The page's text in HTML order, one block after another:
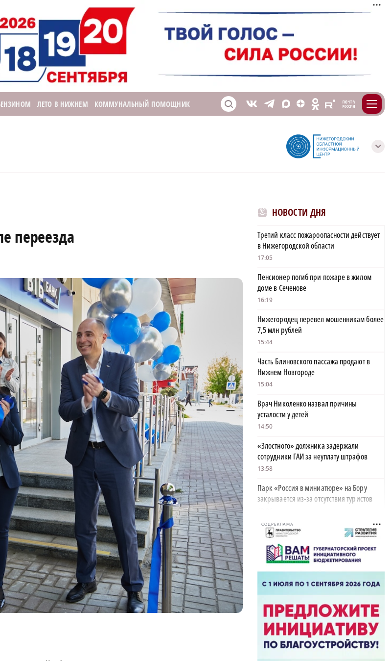
ЛЕТО В НИЖНЕМ КОММУНАЛЬНЫЙ ПОМОЩНИК S V T X Z O E m
с
переезда
×
НОВОСТИ ДНЯ
Третий класс пожароопасности действует
в Нижегородской области
17:05
Пенсионер погиб при пожаре в жилом
доме в Сеченове
16:19
Нижегородец перевел мошенникам более
7,5 млн рублей
15:44
Часть Блиновского пассажа продают в
Нижнем Новгороде
15:04
Врач Николенко назвал причины
усталости у детей
14:50
«Злостного» должника задержали
сотрудники ГАИ за неуплату штрафов
13:58
Парк «Россия в миниатюре» на Бору
закрывается из-за отсутствия туристов
Найти своего человека: как помогают
питомцам в центре «Планета кошек»
13:00
У нижегородских абитуриентов стали
популярны инженерные направления
12:48
Как помощь людям стала главным делом
жизни для нижегородской студентки
12:47
СОЦРЕКЛАМА